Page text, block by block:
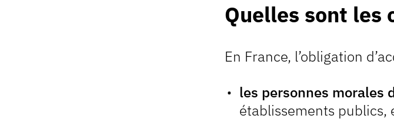
Quelles sont les
En France, l’obligation
les personnes morales
établissements publics,